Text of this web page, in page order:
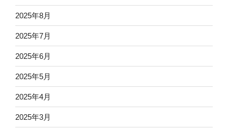
2025年8月
2025年7月
2025年6月
2025年5月
2025年4月
2025年3月